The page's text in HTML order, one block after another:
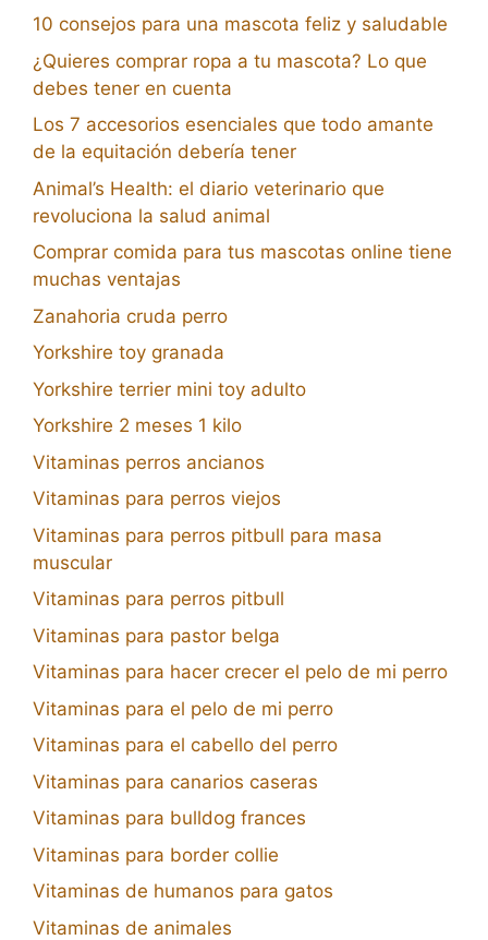
10 consejos para una mascota feliz y saludable
¿Quieres comprar ropa a tu mascota? Lo que
debes tener en cuenta
Los 7 accesorios esenciales que todo amante
de la equitación debería tener
Animal’s Health: el diario veterinario que
revoluciona la salud animal
Comprar comida para tus mascotas online tiene
muchas ventajas
Zanahoria cruda perro
Yorkshire toy granada
Yorkshire terrier mini toy adulto
Yorkshire 2 meses 1 kilo
Vitaminas perros ancianos
Vitaminas para perros viejos
Vitaminas para perros pitbull para masa
muscular
Vitaminas para perros pitbull
Vitaminas para pastor belga
Vitaminas para hacer crecer el pelo de mi perro
Vitaminas para el pelo de mi perro
Vitaminas para el cabello del perro
Vitaminas para canarios caseras
Vitaminas para bulldog frances
Vitaminas para border collie
Vitaminas de humanos para gatos
Vitaminas de animales